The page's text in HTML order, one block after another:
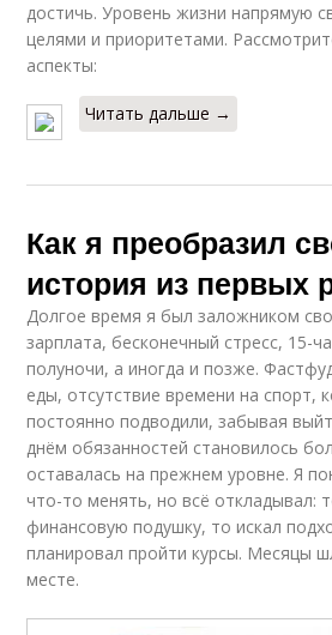
достичь. Уровень жизни напрямую
целями и приоритетами.
аспекты:
Читать дальше →
Как я преобразил
история из первых
Долгое время я был заложником
зарплата, бесконечный стресс, 15-
полуночи, а иногда и позже.
еды, отсутствие времени на спорт,
постоянно подводили, забывая
днём обязанностей становилось
оставалась на прежнем уровне. Я
что-то менять, но всё откладывал:
финансовую подушку, то искал
планировал пройти курсы. Месяцы
месте.